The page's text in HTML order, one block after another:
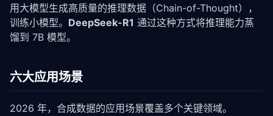
用大模型生成高质量的推理数据（Chain-of-Thought），
训练小模型。 DeepSeek-R1 通过这种方式将推理能力蒸
馏到 7B 模型。
六大应用场景
2026 年，合成数据的应用场景覆盖多个关键领域。